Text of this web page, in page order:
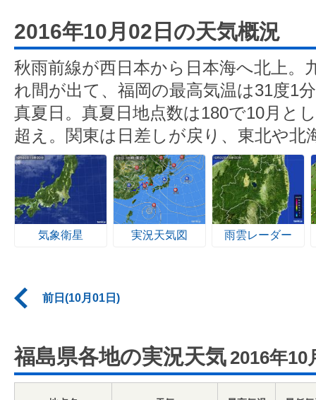
2016年10月02日の天気概況
秋雨前線が西日本から日本海へ北上。
れ間が出て、福岡の最高気温は31度1
真夏日。真夏日地点数は180で10月と
超え。関東は日差しが戻り、東北や北
気象衛星 実況天気図 雨雲レーダー
前日(10月01日)
福島県各地の実況天気 2016年10